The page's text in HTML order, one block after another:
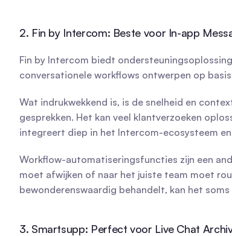
2. Fin by Intercom: Beste voor In-app
Fin by Intercom biedt
conversationele workflows ontwerpen op
Wat indrukwekkend is, is de snelheid en
gesprekken. Het kan veel klantverzoeken
integreert diep in het Intercom-ecosysteem
Workflow-automatiseringsfuncties zijn een
moet afwijken of naar het juiste team moet
bewonderenswaardig behandelt, kan het
3. Smartsupp: Perfect voor Live Chat